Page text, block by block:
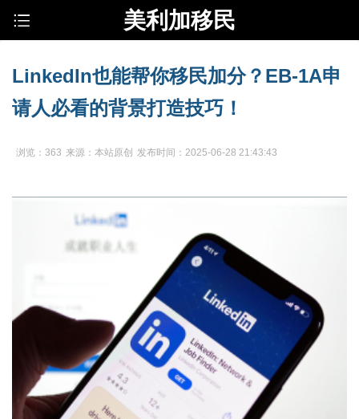
美利加移民
LinkedIn也能帮你移民加分？EB-1A申
请人必看的背景打造技巧！
浏览：363 来源：本站原创 发布时间：2025-06-28 21:43:43